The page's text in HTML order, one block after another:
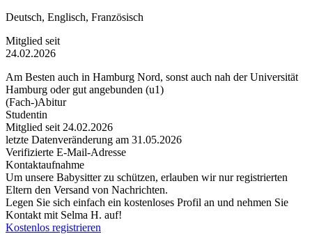
Deutsch, Englisch, Französisch
Mitglied seit
24.02.2026
Am Besten auch in Hamburg Nord, sonst auch nah der Universität
Hamburg oder gut angebunden (u1)
(Fach-)Abitur
Studentin
Mitglied seit 24.02.2026
letzte Datenveränderung am 31.05.2026
Verifizierte E-Mail-Adresse
Kontaktaufnahme
Um unsere Babysitter zu schützen, erlauben wir nur registrierten
Eltern den Versand von Nachrichten.
Legen Sie sich einfach ein kostenloses Profil an und nehmen Sie
Kontakt mit Selma H. auf!
Kostenlos registrieren